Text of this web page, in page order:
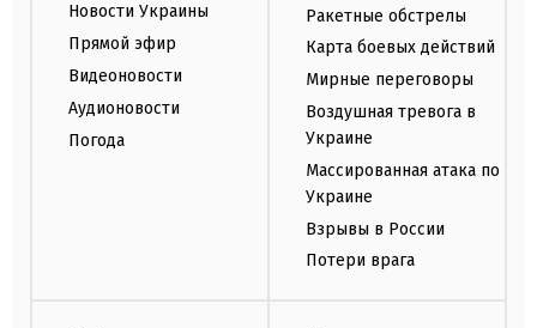
Новости Украины
Прямой эфир
Видеоновости
Аудионовости
Погода
Ракетные обстрелы
Карта боевых действий
Мирные переговоры
Воздушная тревога в
Украине
Массированная атака по
Украине
Взрывы в России
Потери врага